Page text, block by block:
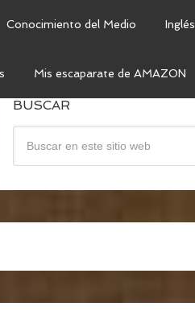
Conocimiento del Medio Inglés
Mis escaparate de AMAZON
BUSCAR